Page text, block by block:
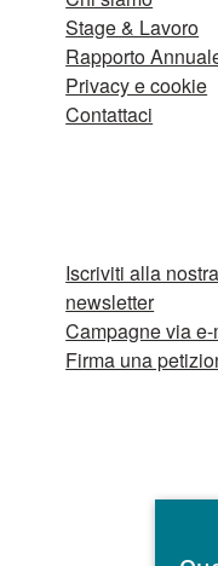
Stage & Lavoro
Rapporto
Privacy e cookie
Contattaci
Iscriviti alla nostra
newsletter
Campagne via
Firma una